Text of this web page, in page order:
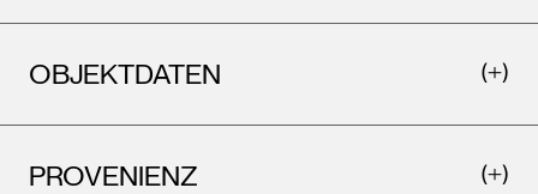
OBJEKTDATEN
PROVENIENZ